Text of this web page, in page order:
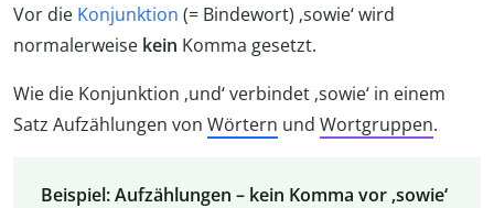
Vor die Konjunktion (= Bindewort) ‚sowie‘ wird
normalerweise kein Komma gesetzt.
Wie die Konjunktion ‚und‘ verbindet ‚sowie‘ in einem
Satz Aufzählungen von Wörtern und Wortgruppen.
Beispiel: Aufzählungen – kein Komma vor ‚sowie‘